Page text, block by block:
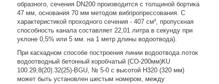
образного, сечения DN200 производится с толщиной бортика
47 мм, основания 70 мм методом вибпропрессования. С
характеристикой проходного сечения - 407 см², пропускная
способность канала составляет 22,01 литра в секунду при
уклоне 0,5% или 5 мм. на 1 метр длины водоотвода).
При каскадном способе построения линии водоотвода лоток
водоотводный бетонный коробчатый (СО-200мм)КU
100.29,8(20).32(25)-BGU, № 5-0 с высотой Н320 (320 мм)
может быть установлен шестым номером, между